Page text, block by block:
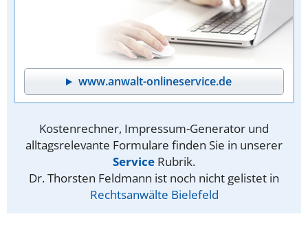
www.anwalt-onlineservice.de
Kostenrechner, Impressum-Generator und
alltagsrelevante Formulare finden Sie in unserer
Service Rubrik.
Dr. Thorsten Feldmann ist noch nicht gelistet in
Rechtsanwälte Bielefeld